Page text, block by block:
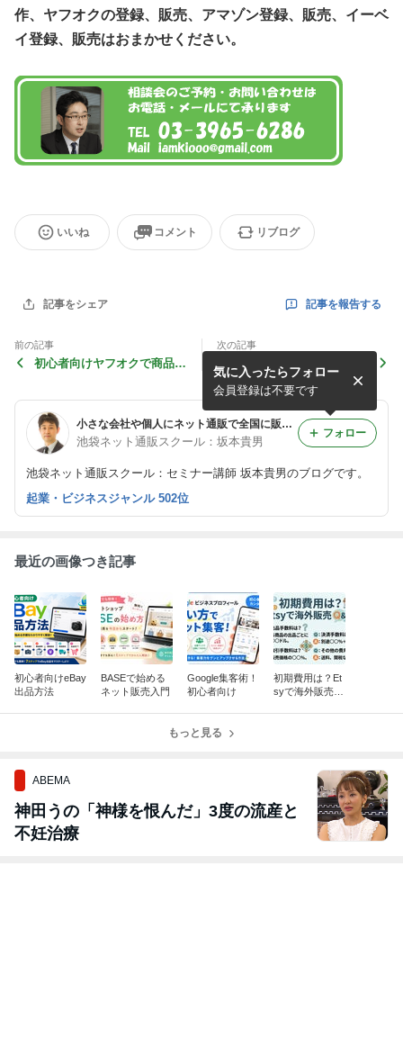
作、ヤフオクの登録、販売、アマゾン登録、販売、イーベ
イ登録、販売はおまかせください。
いいね コメント リブログ
記事をシェア 記事を報告する
前の記事
初心者向けヤフオクで商品が
ます！
次の記事
今ヤフオクで、注目され
ている商品を教えます！
高値で落札されている商
品を知りたいですか？2
小さな会社や個人にネット通販で全国に販路拡大する方法
池袋ネット通販スクール：坂本貴男
池袋ネット通販スクール：セミナー講師 坂本貴男のブログです。
気に入ったらフォロー
会員登録は不要です
フォロー
起業・ビジネスジャンル 502位
最近の画像つき記事
初心者向けeBay
出品方法
BASEで始める
ネット販売入門
Google集客術！
初心者向け
初期費用は？Et
syで海外販売Ｑ
もっと見る
ABEMA
神田うの「神様を恨んだ」3度の流産と
不妊治療